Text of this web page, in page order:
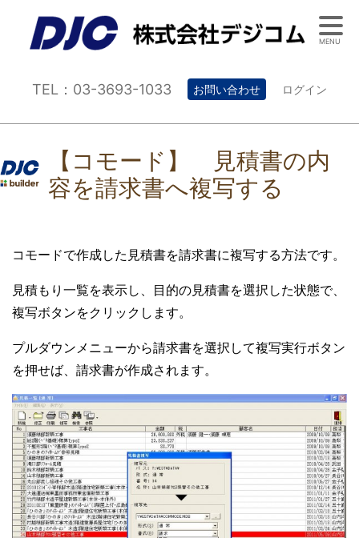
TEL：03-3693-1033 お問い合わせ ログイン
【コモード】 見積書の内
容を請求書へ複写する
コモードで作成した見積書を請求書に複写する方法です。
見積もり一覧を表示し、目的の見積書を選択した状態で、
複写ボタンをクリックします。
プルダウンメニューから請求書を選択して複写実行ボタン
を押せば、請求書が作成されます。
MENU